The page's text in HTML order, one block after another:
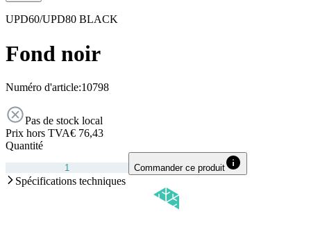
UPD60/UPD80 BLACK
Fond noir
Numéro d'article:10798
Pas de stock local
Prix hors TVA€ 76,43
Quantité
Commander ce produit
Spécifications techniques